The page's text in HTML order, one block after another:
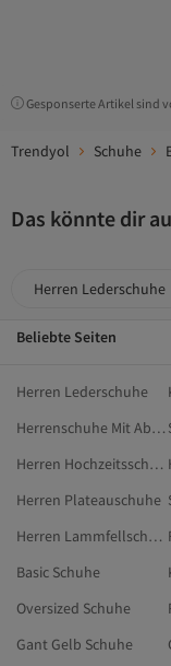
Gesponserte Artikel sind
Trendyol Schuhe
Das könnte dir
Herren Lederschuhe
Beliebte Seiten
Herren Lederschuhe
Herrenschuhe Mit Absatz
Herren Hochzeitsschuhe
Herren Plateauschuhe
Herren Lammfellschuhe
Basic Schuhe
Oversized Schuhe
Gant Gelb Schuhe